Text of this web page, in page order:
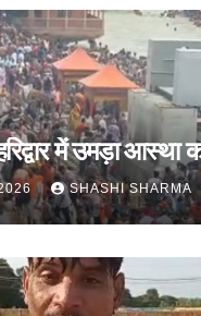
में उमड़ा आस्था
SHASHI SHARMA